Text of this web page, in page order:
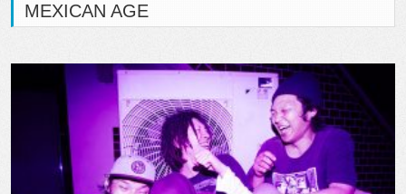
MEXICAN AGE